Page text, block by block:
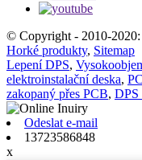
© Copyright - 2010-2020:
Horké produkty, Sitemap
Lepení DPS,
elektroinstalační deska,
zakopaný přes PCB, DPS
Odeslat e-mail
13723586848
x